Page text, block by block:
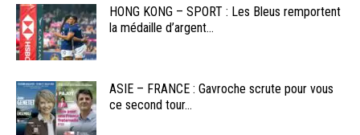
HONG KONG – SPORT : Les Bleus remportent
la médaille d’argent...
ASIE – FRANCE : Gavroche scrute pour vous
ce second tour...